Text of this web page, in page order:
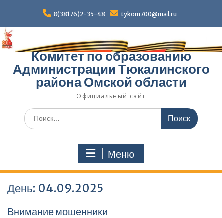
содержимому
8(38176)2-35-48 tykom700@mail.ru
Комитет по образованию
Администрации Тюкалинского
района Омской области
Официальный сайт
Поиск
по:
Меню
День: 04.09.2025
Внимание мошенники